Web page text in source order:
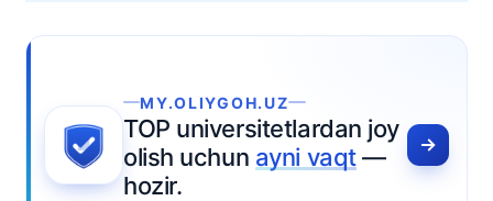
MY.OLIYGOH.UZ
TOP universitetlardan joy
olish uchunayni vaqt—
hozir.